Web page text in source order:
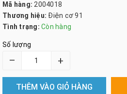
Mã hàng: 2004018
Thương hiệu: Điện cơ 91
Tình trạng: Còn hàng
Số lượng
– +
THÊM VÀO GIỎ HÀNG